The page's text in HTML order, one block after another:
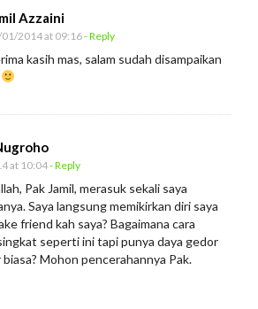
Azzaini
2014 at 09:16- Reply
kasih mas, salam sudah disampaikan
at 10:04- Reply
Pak Jamil, merasuk sekali saya
Saya langsung memikirkan diri saya
friend kah saya? Bagaimana cara
seperti ini tapi punya daya gedor
biasa? Mohon pencerahannya Pak.